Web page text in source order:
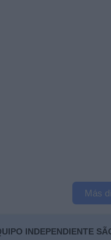
Más
INDEPENDIENTE